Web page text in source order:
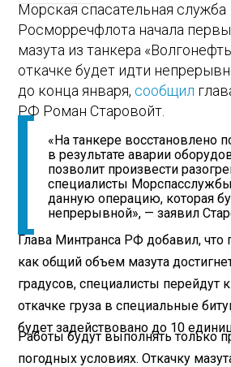
Морская спасательная служба
Росморречфлота начала
мазута из танкера
откачке будет идти
до конца января, сообщил
РФ Роман Старовойт.
«На танкере восстановлено
в результате аварии
позволит произвести
специалисты
данную операцию, которая
непрерывной», — заявил
Глава Минтранса РФ добавил, что
как общий объем мазута
градусов, специалисты перейдут
откачке груза в специальные
будет задействовано до 10
Работы будут выполнять только
погодных условиях. Откачку